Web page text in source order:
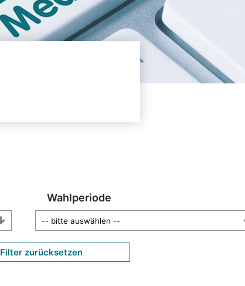
Wahlperiode
Filter zurücksetzen